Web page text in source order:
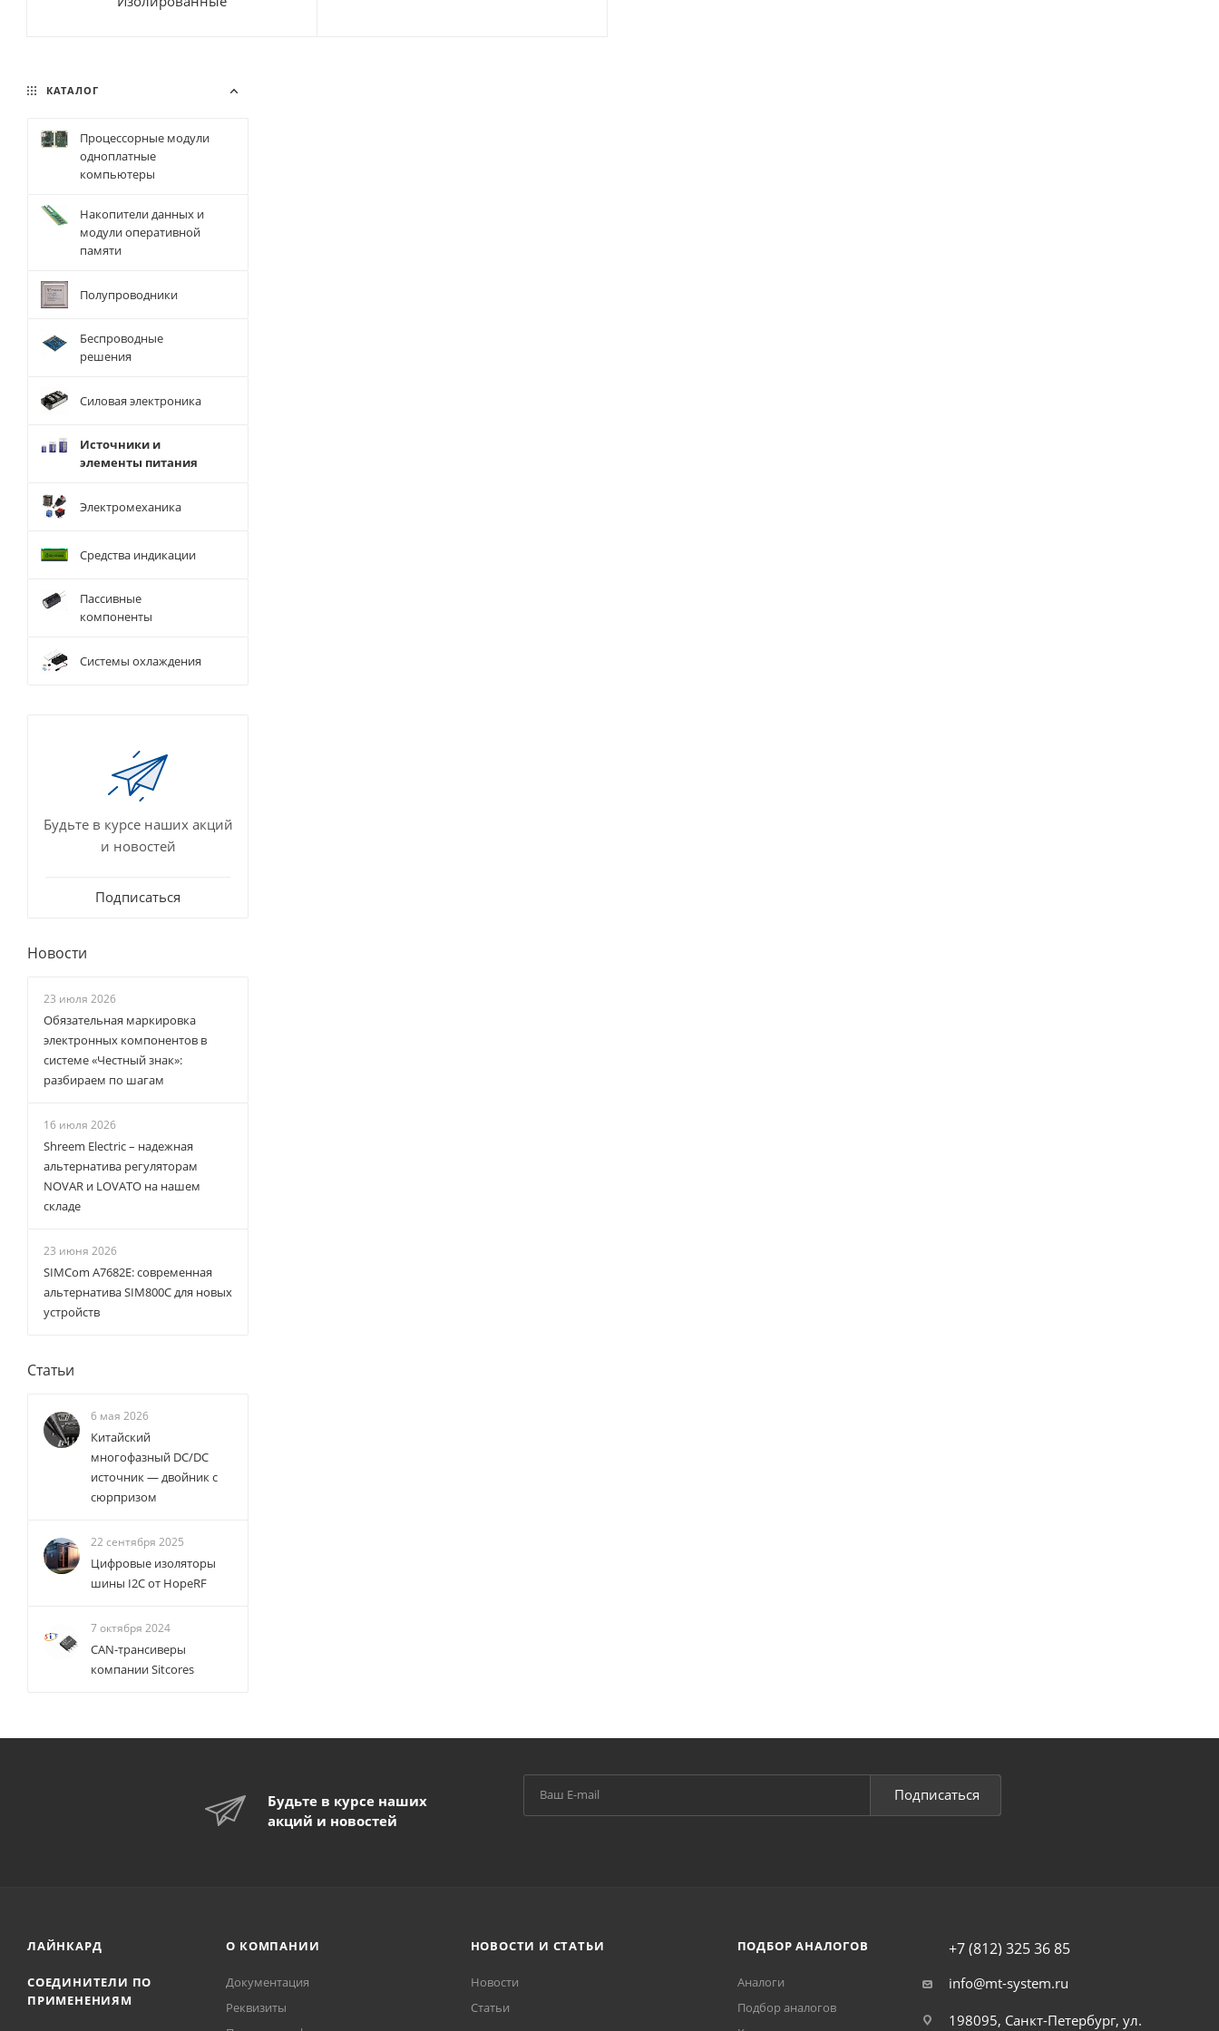
КАТАЛОГ
Процессорные модули
одноплатные
компьютеры
Накопители данных и
модули оперативной
памяти
Полупроводники
Беспроводные
решения
Силовая электроника
Источники и
элементы питания
Электромеханика
Средства индикации
Пассивные
компоненты
Системы охлаждения
Будьте в курсе наших акций
и новостей
Подписаться
Новости
23 июля 2026
Обязательная маркировка
электронных компонентов в
системе «Честный знак»:
разбираем по шагам
16 июля 2026
Shreem Electric – надежная
альтернатива регуляторам
NOVAR и LOVATO на нашем
складе
23 июня 2026
SIMCom A7682E: современная
альтернатива SIM800C для новых
устройств
Статьи
6 мая 2026
Китайский
многофазный DC/DC
источник — двойник с
сюрпризом
22 сентября 2025
Цифровые изоляторы
шины I2C от HopeRF
7 октября 2024
CAN-трансиверы
компании Sitcores
Будьте в курсе наших
акций и новостей
Подписаться
ЛАЙНКАРД
СОЕДИНИТЕЛИ ПО
ПРИМЕНЕНИЯМ
О КОМПАНИИ
Документация
Реквизиты
НОВОСТИ И СТАТЬИ
Новости
Статьи
ПОДБОР АНАЛОГОВ
Аналоги
Подбор аналогов
+7 (812) 325 36 85
info@mt-system.ru
198095, Санкт-Петербург, ул.